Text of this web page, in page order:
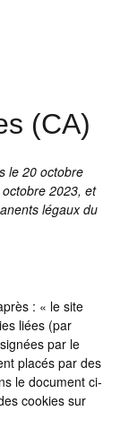
(CA)
le 20 octobre
2023, et
légaux du
: « le site
liées (par
par le
placés par des
le document ci-
cookies sur